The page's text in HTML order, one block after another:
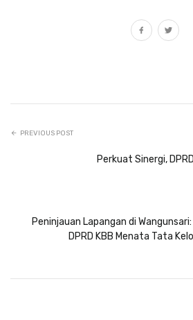
PREVIOUS POST
Perkuat Sinergi,
Peninjauan Lapangan di
DPRD KBB Menata Tata